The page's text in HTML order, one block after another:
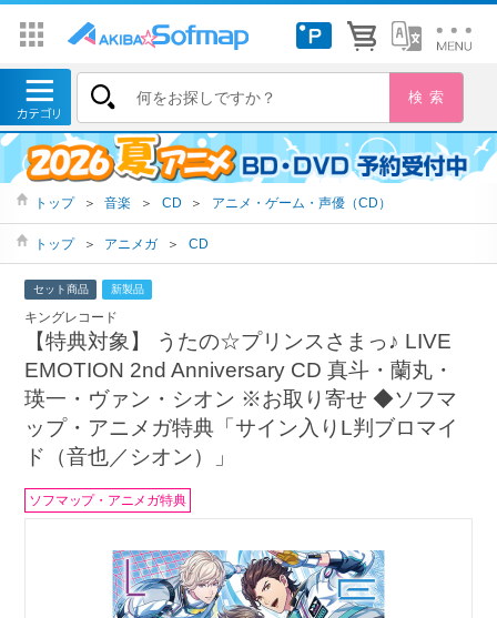
トップ ＞ 音楽 ＞ CD ＞ アニメ・ゲーム・声優（CD）
トップ ＞ アニメガ ＞ CD
セット商品 新製品
キングレコード
【特典対象】 うたの☆プリンスさまっ♪ LIVE
EMOTION 2nd Anniversary CD 真斗・蘭丸・
瑛一・ヴァン・シオン ※お取り寄せ ◆ソフマ
ップ・アニメガ特典「サイン入りL判ブロマイ
ド（音也／シオン）」
ソフマップ・アニメガ特典